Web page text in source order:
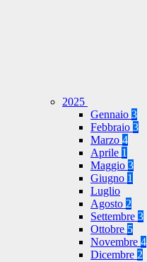
2025
Gennaio 3
Febbraio 3
Marzo 4
Aprile 1
Maggio 3
Giugno 1
Luglio
Agosto 2
Settembre 3
Ottobre 5
Novembre 4
Dicembre 2